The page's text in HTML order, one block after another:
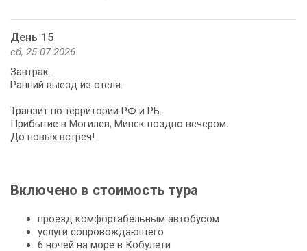
День 15
сб, 25.07.2026
Завтрак.
Ранний выезд из отеля.
Транзит по территории РФ и РБ.
Прибытие в Могилев, Минск поздно вечером.
До новых встреч!
Включено в стоимость тура
проезд комфортабельным автобусом
услуги сопровождающего
6 ночей на море в Кобулети